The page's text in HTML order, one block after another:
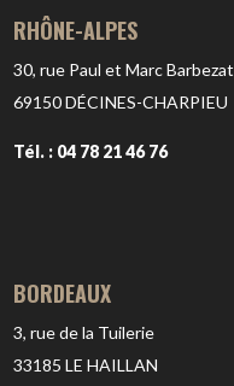
RHÔNE-ALPES
30, rue Paul et Marc Barbezat
69150DÉCINES-CHARPIEU
Tél. : 04 78 21 46 76
BORDEAUX
3, rue de la Tuilerie
33185LE HAILLAN